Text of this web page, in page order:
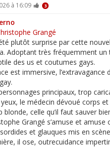
à 16:09 3
Grangé
plutôt surprise par cette
Adoptant très fréquemment un
des us et coutumes gays.
est immersive,
principaux, trop
le médecin dévoué corps
blonde, celle qu’il faut sauver
Grangé s’amuse et
et glauques mis en
il ose, outrecuidance